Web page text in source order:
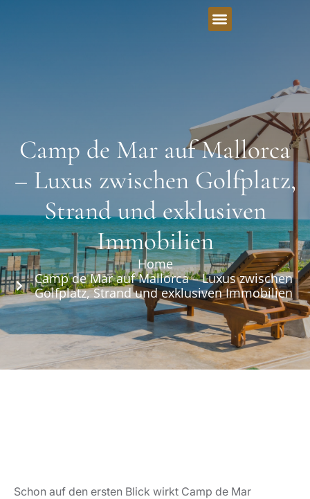
Camp de Mar auf Mallorca
– Luxus zwischen Golfplatz,
Strand und exklusiven
Immobilien
Home
Camp de Mar auf Mallorca – Luxus zwischen
Golfplatz, Strand und exklusiven Immobilien
Schon auf den ersten Blick wirkt Camp de Mar